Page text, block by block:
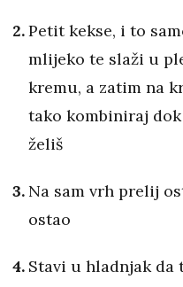
Petit kekse, i to
mlijeko te slaži u
kremu, a zatim na
tako kombiniraj
želiš
Na sam vrh prelij
ostao
Stavi u hladnjak